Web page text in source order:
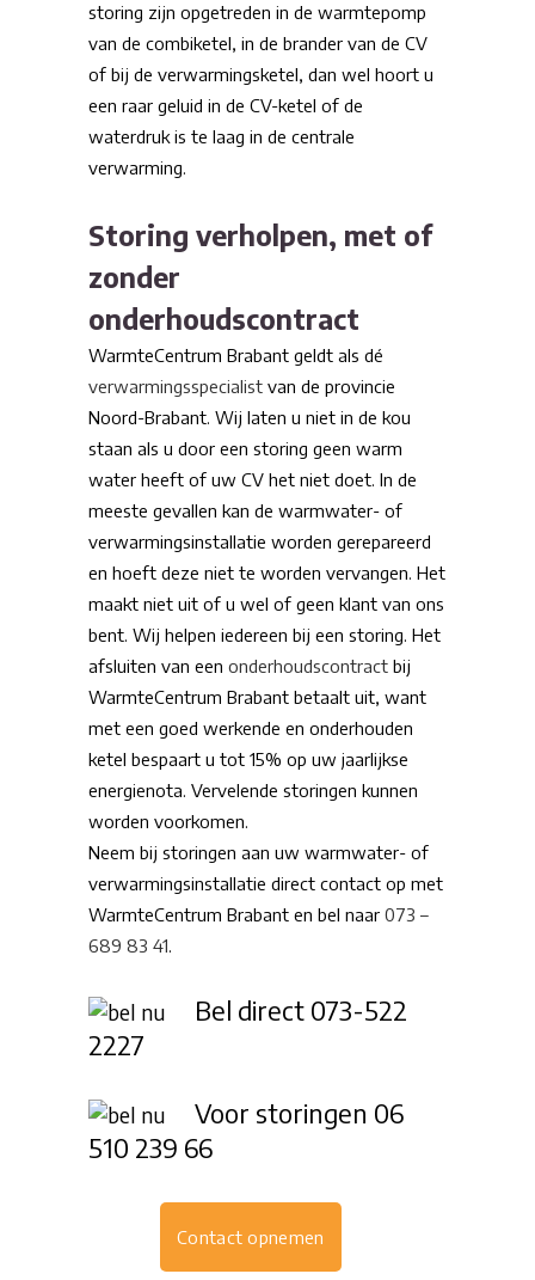
storing zijn opgetreden in de warmtepomp
van de combiketel, in de brander van de CV
of bij de verwarmingsketel, dan wel hoort u
een raar geluid in de CV-ketel of de
waterdruk is te laag in de centrale
verwarming.
Storing verholpen, met of
zonder
onderhoudscontract
WarmteCentrum Brabant geldt als dé
verwarmingsspecialist van de provincie
Noord-Brabant. Wij laten u niet in de kou
staan als u door een storing geen warm
water heeft of uw CV het niet doet. In de
meeste gevallen kan de warmwater- of
verwarmingsinstallatie worden gerepareerd
en hoeft deze niet te worden vervangen. Het
maakt niet uit of u wel of geen klant van ons
bent. Wij helpen iedereen bij een storing. Het
afsluiten van een onderhoudscontract bij
WarmteCentrum Brabant betaalt uit, want
met een goed werkende en onderhouden
ketel bespaart u tot 15% op uw jaarlijkse
energienota. Vervelende storingen kunnen
worden voorkomen.
Neem bij storingen aan uw warmwater- of
verwarmingsinstallatie direct contact op met
WarmteCentrum Brabant en bel naar 073 –
689 83 41.
Bel direct 073-522
2227
Voor storingen 06
510 239 66
Contact opnemen